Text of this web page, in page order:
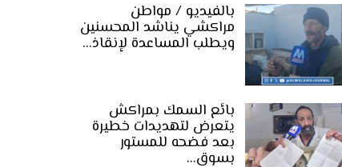
بالفيديو / مواطن
مراكشي يناشد المحسنين
ويطلب المساعدة لإنقاذ…
بائع السمك بمراكش
يتعرض لتهديدات خطيرة
بعد فضحه للمستور
بسوق…